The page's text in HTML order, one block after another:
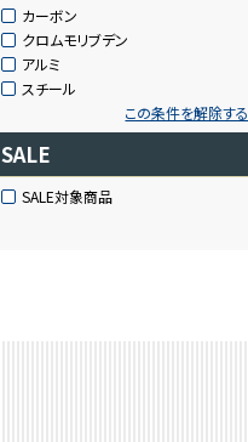
カーボン
クロムモリブデン
アルミ
スチール
この条件を解除する
SALE
SALE対象商品